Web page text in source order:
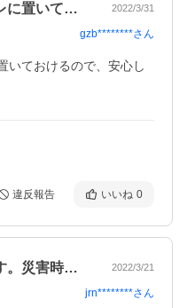
サイズも大きくなく、トイレに置いておけ… 2022/3/31
gzb********さん
いておけるので、安心し
違反報告 いいね 0
とてもいい商品だと思います。災害時に便… 2022/3/21
jrn********さん